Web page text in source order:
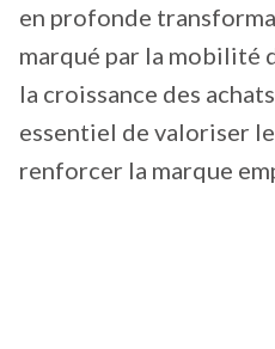
en profonde
marqué par la mobilité
la croissance des
essentiel de valoriser
renforcer la marque